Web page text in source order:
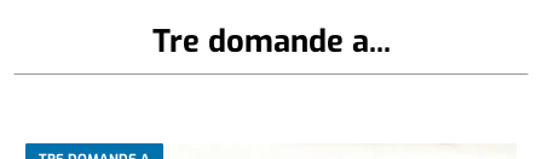
Tre domande a...